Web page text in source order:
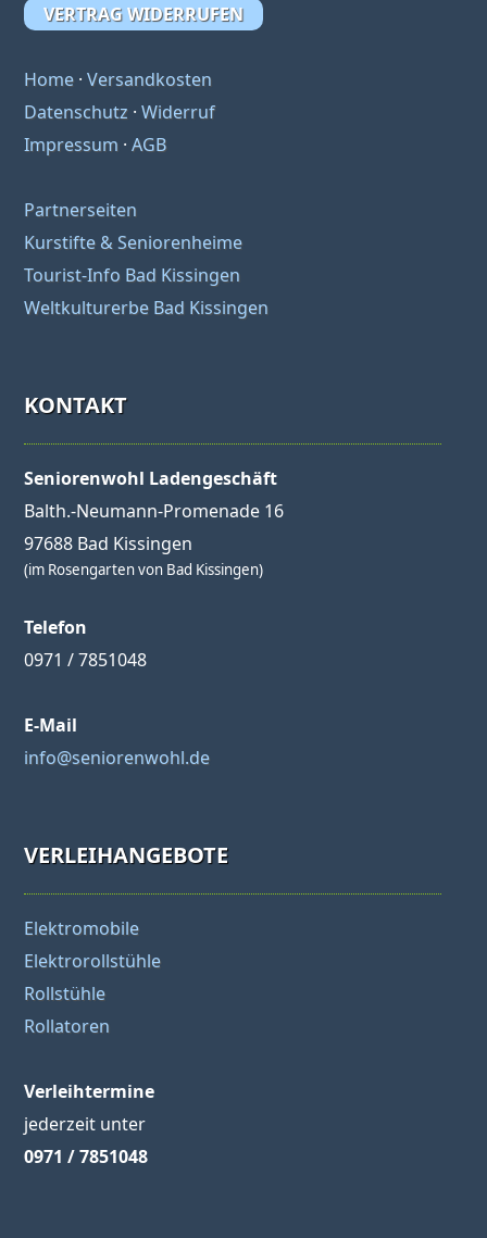
VERTRAG WIDERRUFEN
Home ·Versandkosten
Datenschutz ·Widerruf
Impressum ·AGB
Partnerseiten
Kurstifte & Seniorenheime
Tourist-Info Bad Kissingen
Weltkulturerbe Bad Kissingen
KONTAKT
Seniorenwohl Ladengeschäft
Balth.-Neumann-Promenade 16
97688 Bad Kissingen
(im Rosengarten von Bad Kissingen)
Telefon
0971 / 7851048
E-Mail
info@seniorenwohl.de
VERLEIHANGEBOTE
Elektromobile
Elektrorollstühle
Rollstühle
Rollatoren
Verleihtermine
jederzeit unter
0971 / 7851048